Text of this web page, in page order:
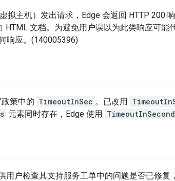
拟主机）发出请求，Edge 会返回 HTTP 200
HTML 文档。为避免用户误以为此类响应可能
响应。(140005396)
政策中的 TimeoutInSec 。已改用
元素同时存在，Edge 使用
用户检查其支持服务工单中的问题是否已修复